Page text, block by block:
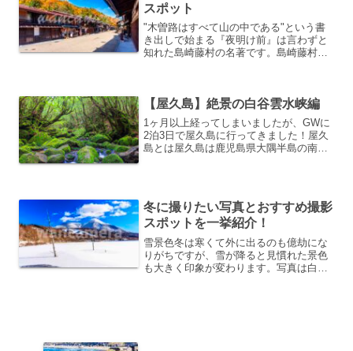
スポット
"木曽路はすべて山の中である"という書
き出しで始まる『夜明け前』は言わずと
知れた島崎藤村の名著です。島崎藤村の
道路が多く存在しています。絶景箇所も
多く、撮影スポットとしても最適です。
ぜひ一度は行ってみてください。
【屋久島】絶景の白谷雲水峡編
1ヶ月以上経ってしまいましたが、GWに
2泊3日で屋久島に行ってきました！屋久
島とは屋久島は鹿児島県大隅半島の南
屋久島国立公園に...
冬に撮りたい写真とおすすめ撮影
スポットを一挙紹介！
雪景色冬は寒くて外に出るのも億劫にな
りがちですが、雪が降ると見慣れた景色
も大きく印象が変わります。写真は白鳥